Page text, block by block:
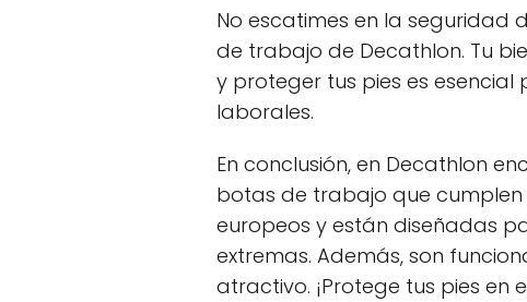
No escatimes en la seguridad
de trabajo de Decathlon. Tu
y proteger tus pies es
laborales.
En conclusión, en Decathlon
botas de trabajo que
europeos y están diseñadas
extremas. Además, son
atractivo. ¡Protege tus pies en